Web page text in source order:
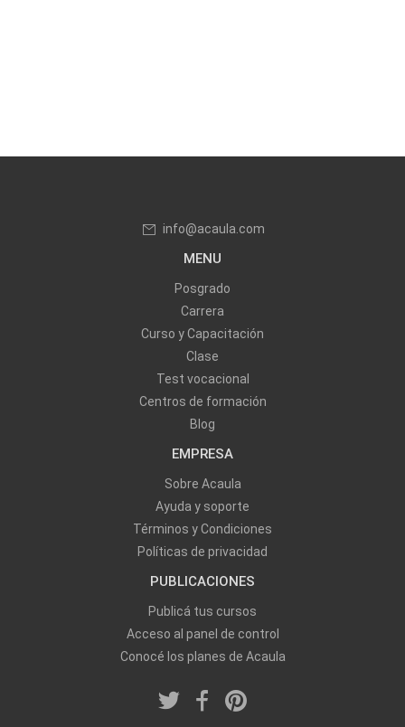
info@acaula.com
MENU
Posgrado
Carrera
Curso y Capacitación
Clase
Test vocacional
Centros de formación
Blog
EMPRESA
Sobre Acaula
Ayuda y soporte
Términos y Condiciones
Políticas de privacidad
PUBLICACIONES
Publicá tus cursos
Acceso al panel de control
Conocé los planes de Acaula